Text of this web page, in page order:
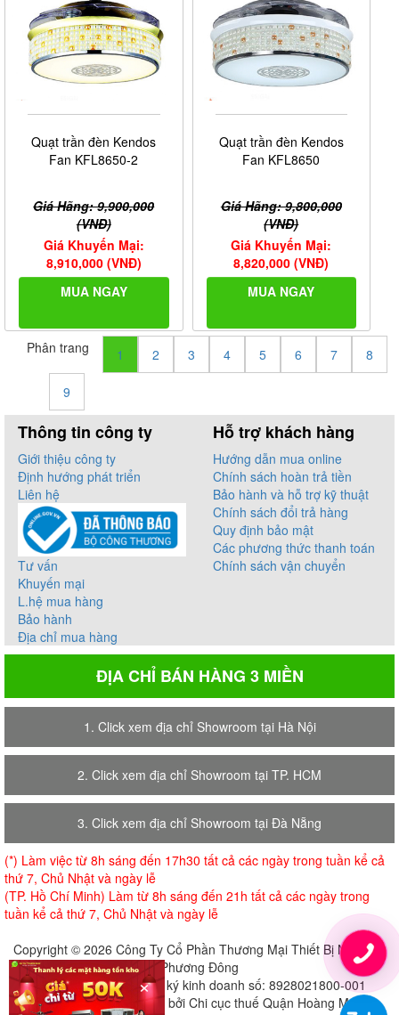
Quạt trần đèn Kendos
Fan KFL8650-2
Giá Hãng: 9,900,000
(VNĐ)
Giá Khuyến Mại:
8,910,000 (VNĐ)
MUA NGAY
Quạt trần đèn Kendos
Fan KFL8650
Giá Hãng: 9,800,000
(VNĐ)
Giá Khuyến Mại:
8,820,000 (VNĐ)
MUA NGAY
Phân trang 1 2 3 4 5 6 7 8
9
Thông tin công ty
Giới thiệu công ty
Định hướng phát triển
Liên hệ
Tư vấn
Khuyến mại
L.hệ mua hàng
Bảo hành
Địa chỉ mua hàng
Hỗ trợ khách hàng
Hướng dẫn mua online
Chính sách hoàn trả tiền
Bảo hành và hỗ trợ kỹ thuật
Chính sách đổi trả hàng
Quy định bảo mật
Các phương thức thanh toán
Chính sách vận chuyển
ĐỊA CHỈ BÁN HÀNG 3 MIỀN
1. Click xem địa chỉ Showroom tại Hà Nội
2. Click xem địa chỉ Showroom tại TP. HCM
3. Click xem địa chỉ Showroom tại Đà Nẵng
(*) Làm việc từ 8h sáng đến 17h30 tất cả các ngày trong tuần kể cả
thứ 7, Chủ Nhật và ngày lễ
(TP. Hồ Chí Minh) Làm từ 8h sáng đến 21h tất cả các ngày trong
tuần kể cả thứ 7, Chủ Nhật và ngày lễ
Copyright © 2026 Công Ty Cổ Phần Thương Mại Thiết Bị Nội Thất
Phương Đông
Giấy chứng nhận đăng ký kinh doanh số: 8928021800-001
Cấp ngày 18-07-2018 bởi Chi cục thuế Quận Hoàng Mai
×